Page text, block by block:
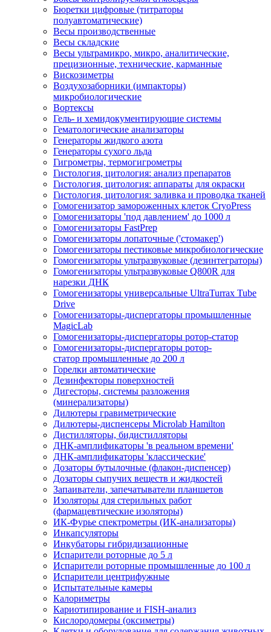
Бюретки цифровые (титраторы
полуавтоматические)
Весы производственные
Весы складские
Весы ультрамикро, микро, аналитические,
прецизионные, технические, карманные
Вискозиметры
Воздухозаборники (импакторы)
микробиологические
Вортексы
Гель- и хемидокументирующие системы
Гематологические анализаторы
Генераторы жидкого азота
Генераторы сухого льда
Гигрометры, термогигрометры
Гистология, цитология: анализ препаратов
Гистология, цитология: аппараты для окраски
Гистология, цитология: заливка и проводка тканей
Гомогенизатор замороженных клеток CryoPress
Гомогенизаторы 'под давлением' до 1000 л
Гомогенизаторы FastPrep
Гомогенизаторы лопаточные ('стомакер')
Гомогенизаторы пестиковые микробиологические
Гомогенизаторы ультразвуковые (дезинтеграторы)
Гомогенизаторы ультразвуковые Q800R для
нарезки ДНК
Гомогенизаторы универсальные UltraTurrax Tube
Drive
Гомогенизаторы-диспергаторы промышленные
MagicLab
Гомогенизаторы-диспергаторы ротор-статор
Гомогенизаторы-диспергаторы ротор-
статор промышленные до 200 л
Горелки автоматические
Дезинфекторы поверхностей
Дигесторы, системы разложения
(минерализаторы)
Дилютеры гравиметрические
Дилютеры-диспенсеры Microlab Hamilton
Дистилляторы, бидистилляторы
ДНК-амплификаторы 'в реальном времени'
ДНК-амплификаторы 'классические'
Дозаторы бутылочные (флакон-диспенсер)
Дозаторы сыпучих веществ и жидкостей
Запаиватели, запечатыватели планшетов
Изоляторы для стерильных работ
(фармацевтические изоляторы)
ИК-Фурье спектрометры (ИК-анализаторы)
Инкапсуляторы
Инкубаторы гибридизационные
Испарители роторные до 5 л
Испарители роторные промышленные до 100 л
Испарители центрифужные
Испытательные камеры
Калориметры
Кариотипирование и FISH-анализ
Кислородомеры (оксиметры)